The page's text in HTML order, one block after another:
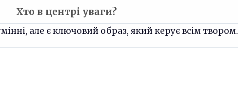
Хто в центрі уваги?
але є ключовий образ, який керує всім твором.